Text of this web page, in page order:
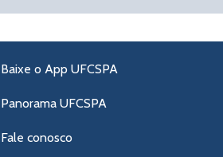
Baixe o App UFCSPA
Panorama UFCSPA
Fale conosco